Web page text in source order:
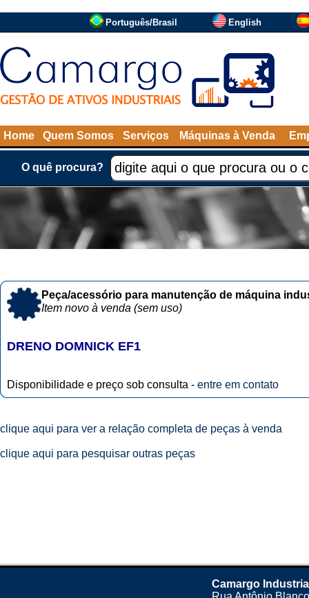
Português/Brasil English
Home Quem Somos Serviços Máquinas à Venda
O quê procura?
Peça/acessório para manutenção de máquina
Item novo à venda (sem uso)
DRENO DOMNICK EF1
Disponibilidade e preço sob consulta - entre em contato
clique aqui para ver a relação completa de peças à venda
clique aqui para pesquisar outras peças
Camargo